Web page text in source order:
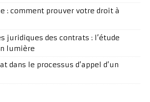
: comment prouver votre droit à
juridiques des contrats : l’étude
lumière
dans le processus d’appel d’un